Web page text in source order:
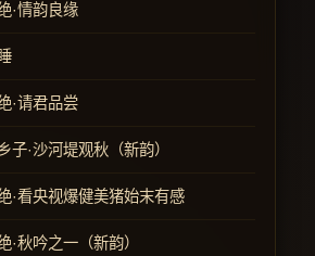
·情韵良缘
·请君品尝
子·沙河堤观秋（新韵）
·看央视爆健美猪始末有感
·秋吟之一（新韵）